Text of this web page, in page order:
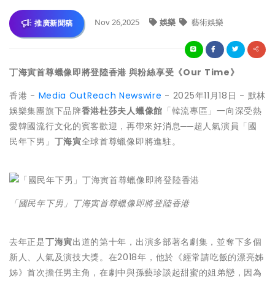
推廣新聞稿 Nov 26,2025 娛樂 藝術娛樂
丁海寅首尊蠟像即將登陸香港 與粉絲享受《Our Time》
香港 - Media OutReach Newswire - 2025年11月18日 - 默林
娛樂集團旗下品牌香港杜莎夫人蠟像館 「韓流專區」一向深受熱
愛韓國流行文化的賓客歡迎，再帶來好消息──超人氣演員「國
民年下男」 丁海寅全球首尊蠟像即將進駐。
「國民年下男」丁海寅首尊蠟像即將登陸香港
去年正是丁海寅出道的第十年，出演多部著名劇集，並奪下多個
新人、人氣及演技大獎。在2018年，他於《經常請吃飯的漂亮姊
姊》首次擔任男主角，在劇中與孫藝珍談起甜蜜的姐弟戀，因為